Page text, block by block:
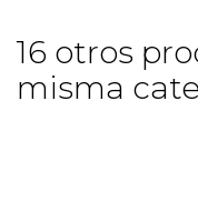
16 otros
misma